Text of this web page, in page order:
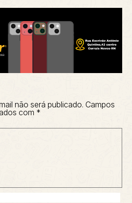
não será publicado. Campos
com *